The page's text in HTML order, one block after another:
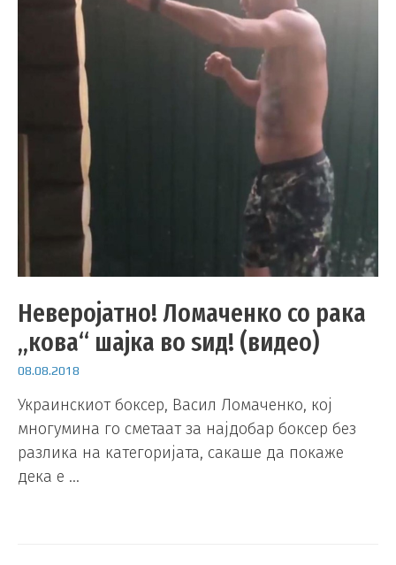
Неверојатно! Ломаченко со рака
„кова“ шајка во ѕид! (видео)
08.08.2018
Украинскиот боксер, Васил Ломаченко, кој
многумина го сметаат за најдобар боксер без
разлика на категоријата, сакаше да покаже
дека е …